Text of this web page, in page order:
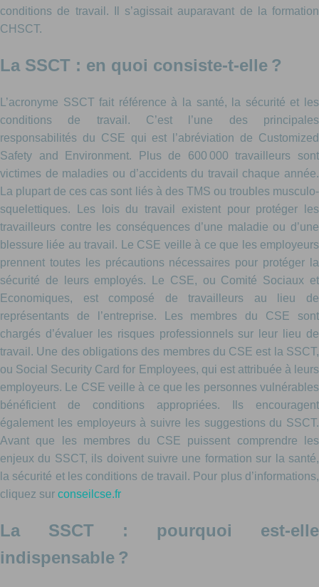
conditions de travail. Il s’agissait auparavant de la formation
CHSCT.
La SSCT : en quoi consiste-t-elle ?
L’acronyme SSCT fait référence à la santé, la sécurité et les
conditions de travail. C’est l’une des principales
responsabilités du CSE qui est l’abréviation de Customized
Safety and Environment. Plus de 600 000 travailleurs sont
victimes de maladies ou d’accidents du travail chaque année.
La plupart de ces cas sont liés à des TMS ou troubles musculo-
squelettiques. Les lois du travail existent pour protéger les
travailleurs contre les conséquences d’une maladie ou d’une
blessure liée au travail. Le CSE veille à ce que les employeurs
prennent toutes les précautions nécessaires pour protéger la
sécurité de leurs employés. Le CSE, ou Comité Sociaux et
Economiques, est composé de travailleurs au lieu de
représentants de l’entreprise. Les membres du CSE sont
chargés d’évaluer les risques professionnels sur leur lieu de
travail. Une des obligations des membres du CSE est la SSCT,
ou Social Security Card for Employees, qui est attribuée à leurs
employeurs. Le CSE veille à ce que les personnes vulnérables
bénéficient de conditions appropriées. Ils encouragent
également les employeurs à suivre les suggestions du SSCT.
Avant que les membres du CSE puissent comprendre les
enjeux du SSCT, ils doivent suivre une formation sur la santé,
la sécurité et les conditions de travail. Pour plus d’informations,
cliquez sur conseilcse.fr
La SSCT : pourquoi est-elle
indispensable ?